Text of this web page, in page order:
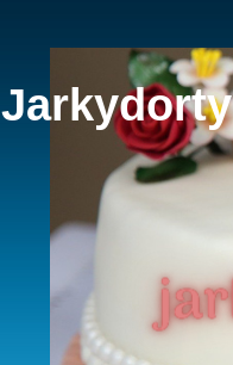
Jarkydorty